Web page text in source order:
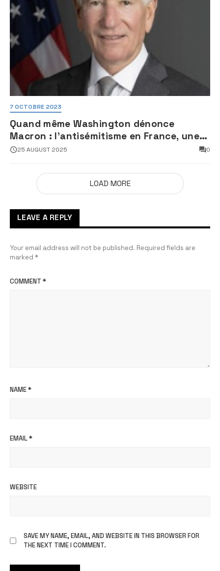
7 OCTOBRE 2023
Quand même Washington dénonce
Macron : l’antisémitisme en France, une
faillite d’État
25 AUGUST 2025 0
LOAD MORE
LEAVE A REPLY
Your email address will not be published. Required fields are
marked *
COMMENT *
NAME*
EMAIL*
WEBSITE
SAVE MY NAME, EMAIL, AND WEBSITE IN THIS BROWSER FOR
THE NEXT TIME I COMMENT.